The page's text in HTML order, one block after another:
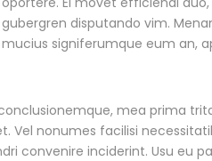
gubergren disputando vim.
mucius signiferumque eum an,
mea prima
nonumes facilisi
convenire inciderint. Usu eu